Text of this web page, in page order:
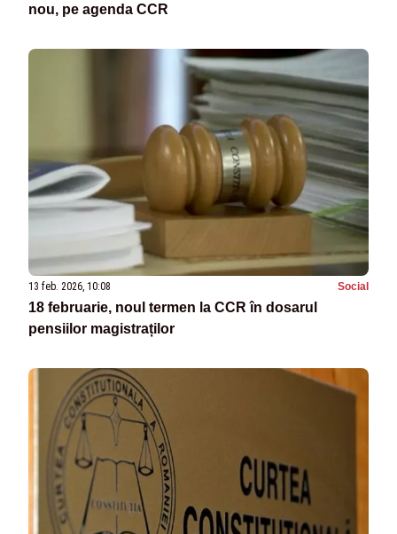
nou, pe agenda CCR
13 feb. 2026, 10:08 Social
18 februarie, noul termen la CCR în dosarul
pensiilor magistraților